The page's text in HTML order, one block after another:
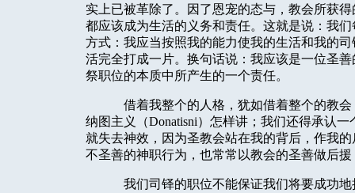
实上已被革除了。因了恩宠的态与，教会所获
都应该成为生活的义务和责任。这就是说：我
方式：我应当按照我的能力使我的生活和我的
活完全打成一片。换句话说：我应该是一位圣
祭职位的本质中所产生的一个责任。
借着我整个的人格，犹如借着整个的教
纳图主义（Donatisni）怎样讲；我们还得承认
就失去神效，因为圣教会站在我的背后，作我
不圣善的神职行为，也常常以教会的圣善做后
我们司铎的职位不能保证我们将要成功